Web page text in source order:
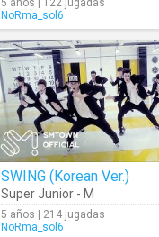
5 años | 122 jugadas
NoRma_sol6
SWING (Korean Ver.)
Super Junior - M
5 años | 214 jugadas
NoRma_sol6